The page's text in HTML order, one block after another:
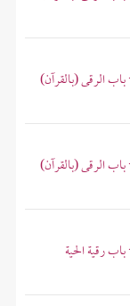
الرقى (بالقرآن)
الرقى (بالقرآن)
رقية الحية